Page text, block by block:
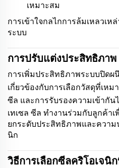
เหมาะสม
การเข้าใจกลไกการล้มเหลวเ
ระบบ
การปรับแต่งประสิทธิภาพ
การเพิ่มประสิทธิภาพระบบปิดผ
เกี่ยวข้องกับการเลือกวัสดุที่เห
ซีล และการรับรองความเข้ากัน
เทเซล ซีล ทำงานร่วมกับลูกค้า
ยกระดับประสิทธิภาพและความ
นิก
วิธีการเลือกซีลคริโอเจนิ